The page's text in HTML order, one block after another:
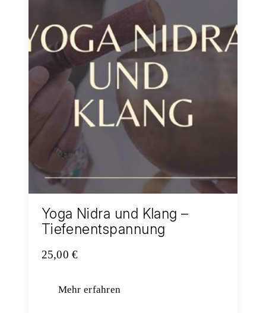
Yoga Nidra und Klang –
Tiefenentspannung
25,00€
Mehr erfahren